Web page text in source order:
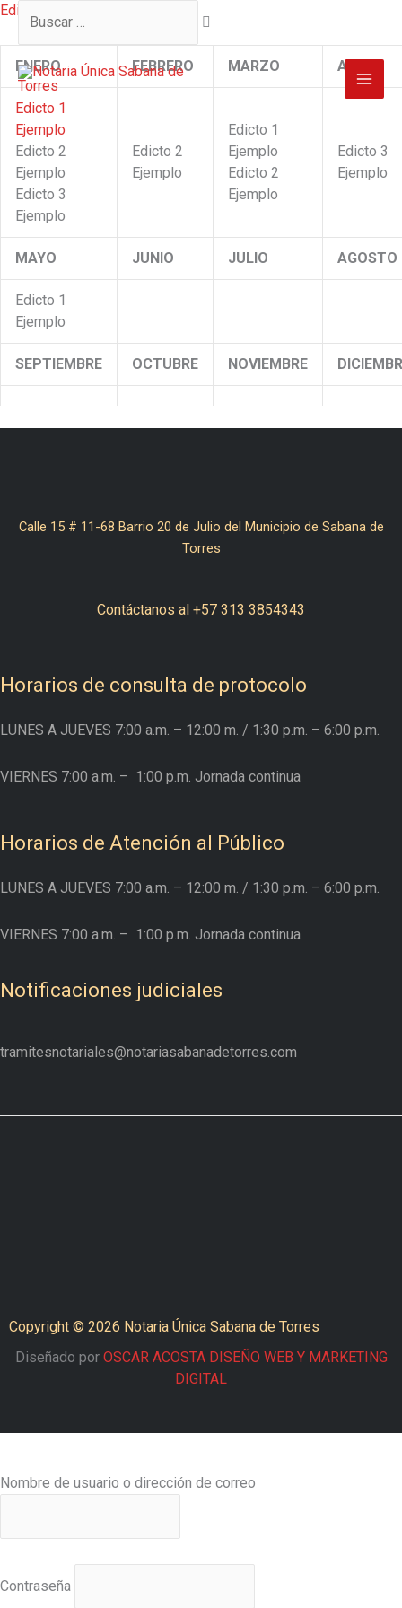
Ir Buscar
Edictos de Sucesiones
ENERO FEBRERO MARZO ABRIL
Edicto 1
Ejemplo
Edicto 2
Ejemplo
Edicto 3
Ejemplo
Edicto 2
Ejemplo
Edicto 1
Ejemplo
Edicto 2
Ejemplo
Edicto 3
Ejemplo
MAYO JUNIO JULIO AGOSTO
Edicto 1
Ejemplo
SEPTIEMBRE OCTUBRE NOVIEMBRE
Calle 15 # 11-68 Barrio 20 de Julio del Municipio de Sabana de
Torres
Contáctanos al +57 313 3854343
Horarios de consulta de protocolo
LUNES A JUEVES 7:00 a.m. – 12:00 m. / 1:30 p.m. – 6:00 p.m.
VIERNES 7:00 a.m. – 1:00 p.m. Jornada continua
Horarios de Atención al Público
LUNES A JUEVES 7:00 a.m. – 12:00 m. / 1:30 p.m. – 6:00 p.m.
VIERNES 7:00 a.m. – 1:00 p.m. Jornada continua
Notificaciones judiciales
tramitesnotariales@notariasabanadetorres.com
Copyright © 2026 Notaria Única Sabana de Torres
Diseñado por OSCAR ACOSTA DISEÑO WEB Y MARKETING
DIGITAL
Nombre de usuario o dirección de correo
Contraseña